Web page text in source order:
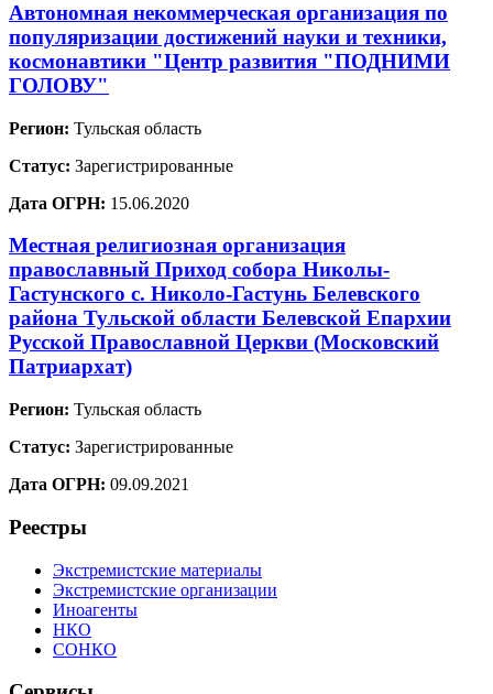
Автономная некоммерческая организация по
популяризации достижений науки и техники,
космонавтики "Центр развития "ПОДНИМИ
ГОЛОВУ"
Регион: Тульская область
Статус: Зарегистрированные
Дата ОГРН: 15.06.2020
Местная религиозная организация
православный Приход собора Николы-
Гастунского с. Николо-Гастунь Белевского
района Тульской области Белевской Епархии
Русской Православной Церкви (Московский
Патриархат)
Регион: Тульская область
Статус: Зарегистрированные
Дата ОГРН: 09.09.2021
Реестры
Экстремистские материалы
Экстремистские организации
Иноагенты
НКО
СОНКО